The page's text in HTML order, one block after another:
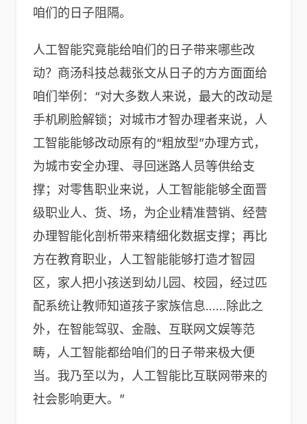
咱们的日子阻隔。
人工智能究竟能给咱们的日子带来哪些改
动？商汤科技总裁张文从日子的方方面面给
咱们举例：“对大多数人来说，最大的改动是
手机刷脸解锁；对城市才智办理者来说，人
工智能能够改动原有的“粗放型”办理方式，
为城市安全办理、寻回迷路人员等供给支
撑；对零售职业来说，人工智能能够全面晋
级职业人、货、场，为企业精准营销、经营
办理智能化剖析带来精细化数据支撑；再比
方在教育职业，人工智能能够打造才智园
区，家人把小孩送到幼儿园、校园，经过匹
配系统让教师知道孩子家族信息……除此之
外，在智能驾驭、金融、互联网文娱等范
畴，人工智能都给咱们的日子带来极大便
当。我乃至以为，人工智能比互联网带来的
社会影响更大。”